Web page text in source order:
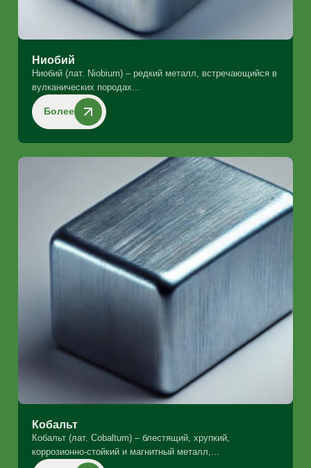
Ниобий
Ниобий (лат. Niobium) – редкий металл, встречающийся в
вулканических породах...
Более
Кобальт
Кобальт (лат. Cobaltum) – блестящий, хрупкий,
коррозионно-стойкий и магнитный металл,...